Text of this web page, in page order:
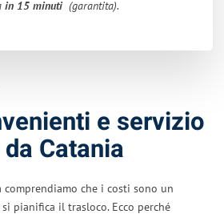
in 15 minuti (garantita).
e servizio
Catania
comprendiamo che i costi sono un
pianifica il trasloco. Ecco perché